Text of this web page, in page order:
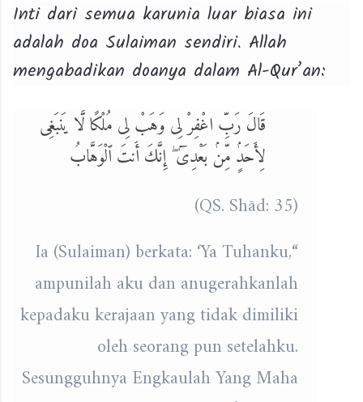
Inti dari semua karunia luar biasa ini
adalah doa Sulaiman sendiri. Allah
mengabadikan doanya dalam Al-Qur’an:
قَالَ رَبِّ اغْفِرْ لِى وَهَبْ لِى مُلْكًا لَّا يَنبَغِى
لِأَحَدٍۢ مِّنۢ بَعْدِىٓ ۖ إِنَّكَ أَنتَ ٱلْوَهَّابُ
(QS. Shād: 35)
“Ia (Sulaiman) berkata: ‘Ya Tuhanku,
ampunilah aku dan anugerahkanlah
kepadaku kerajaan yang tidak dimiliki
oleh seorang pun setelahku.
Sesungguhnya Engkaulah Yang Maha